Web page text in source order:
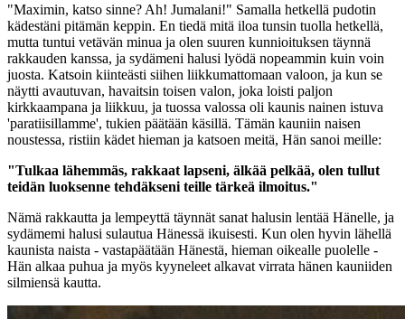
"Maximin, katso sinne? Ah! Jumalani!" Samalla hetkellä pudotin
kädestäni pitämän keppin. En tiedä mitä iloa tunsin tuolla hetkellä,
mutta tuntui vetävän minua ja olen suuren kunnioituksen täynnä
rakkauden kanssa, ja sydämeni halusi lyödä nopeammin kuin voin
juosta. Katsoin kiinteästi siihen liikkumattomaan valoon, ja kun se
näytti avautuvan, havaitsin toisen valon, joka loisti paljon
kirkkaampana ja liikkuu, ja tuossa valossa oli kaunis nainen istuva
'paratiisillamme', tukien päätään käsillä. Tämän kauniin naisen
noustessa, ristiin kädet hieman ja katsoen meitä, Hän sanoi meille:
"Tulkaa lähemmäs, rakkaat lapseni, älkää pelkää, olen tullut
teidän luoksenne tehdäkseni teille tärkeä ilmoitus."
Nämä rakkautta ja lempeyttä täynnät sanat halusin lentää Hänelle, ja
sydämemi halusi sulautua Hänessä ikuisesti. Kun olen hyvin lähellä
kaunista naista - vastapäätään Hänestä, hieman oikealle puolelle -
Hän alkaa puhua ja myös kyyneleet alkavat virrata hänen kauniiden
silmiensä kautta.